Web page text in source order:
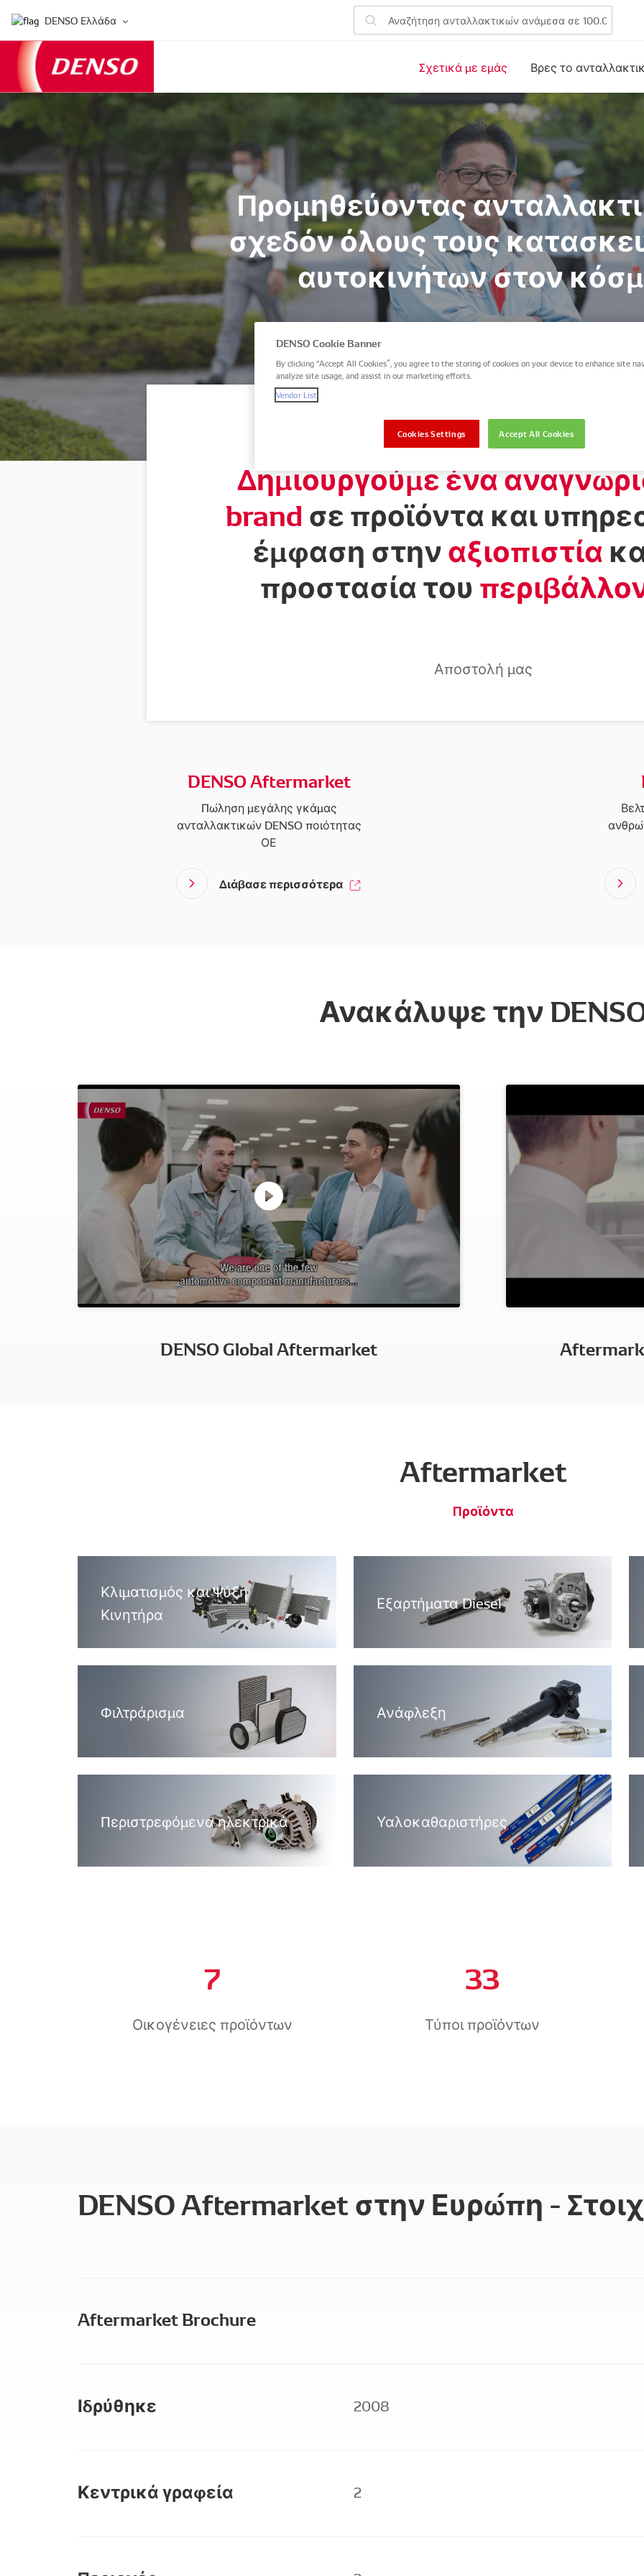
DENSO Ελλάδα
Σχετικά με εμάς Βρες το
Προμηθεύοντας
σχεδόν όλους τους
αυτοκινήτων στον
Δημιουργούμε ένα
brand σε προϊόντα και
έμφαση στηναξιοπιστία
προστασία του
Αποστολή μας
DENSO Aftermarket
Πώληση μεγάλης γκάμας
ανταλλακτικών DENSO ποιότητας
ΟΕ
Διάβασε περισσότερα
Ανακάλυψε την
DENSO Global Aftermarket
Aftermarket
Προϊόντα
Κλιματισμός και Ψύξη
Κινητήρα
Εξαρτήματα Diesel
Φιλτράρισμα Ανάφλεξη
Περιστρεφόμενα ηλεκτρικά Υαλοκαθαριστήρες
7
Οικογένειες προϊόντων
33
Τύποι προϊόντων
DENSO Aftermarket στην Ευρώπη -
Aftermarket Brochure
Ιδρύθηκε 2008
Κεντρικά γραφεία 2
DENSO Cookie Banner
By clicking “Accept All Cookies”, you agree to the storing of cookies on your device to enhance site
analyze site usage, and assist in our marketing efforts.
Vendor List
Accept All Cookies
Cookies Settings